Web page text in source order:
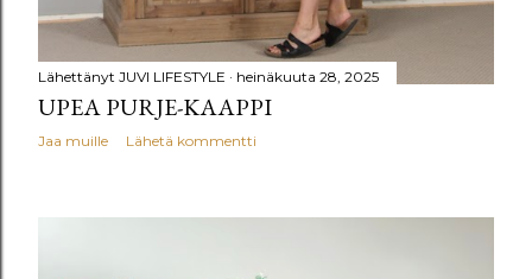
Lähettänyt JUVI LIFESTYLE heinäkuuta 28, 2025
UPEA PURJE-KAAPPI
Jaa muille Lähetä kommentti